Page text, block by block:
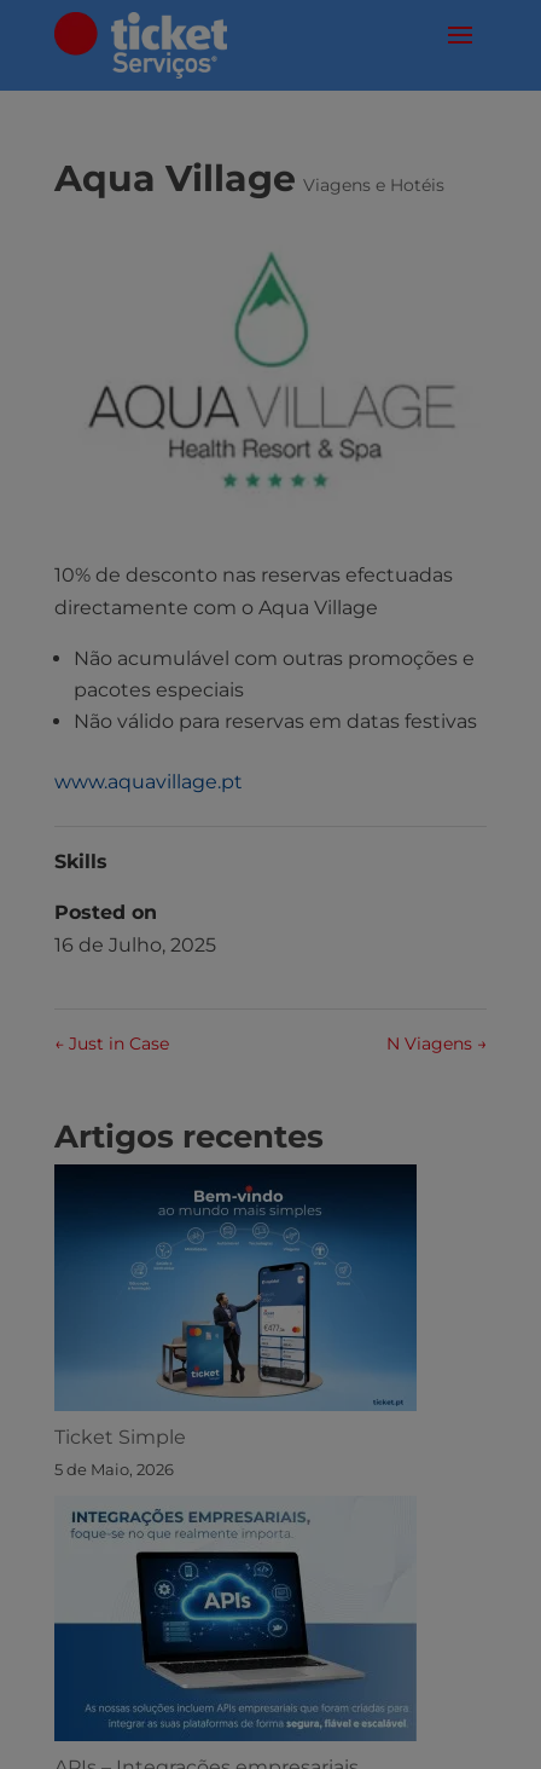
Aqua Village Viagens e Hotéis
10% de desconto nas reservas efectuadas
directamente com o Aqua Village
Não acumulável com outras promoções e
pacotes especiais
Não válido para reservas em datas festivas
www.aquavillage.pt
Skills
Posted on
16 de Julho, 2025
←Just in Case N Viagens →
Artigos recentes
Ticket Simple
5 de Maio, 2026